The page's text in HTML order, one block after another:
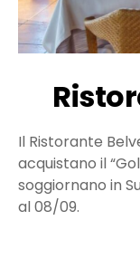
Il Ristorante
acquistano il
soggiornano in
al 08/09.